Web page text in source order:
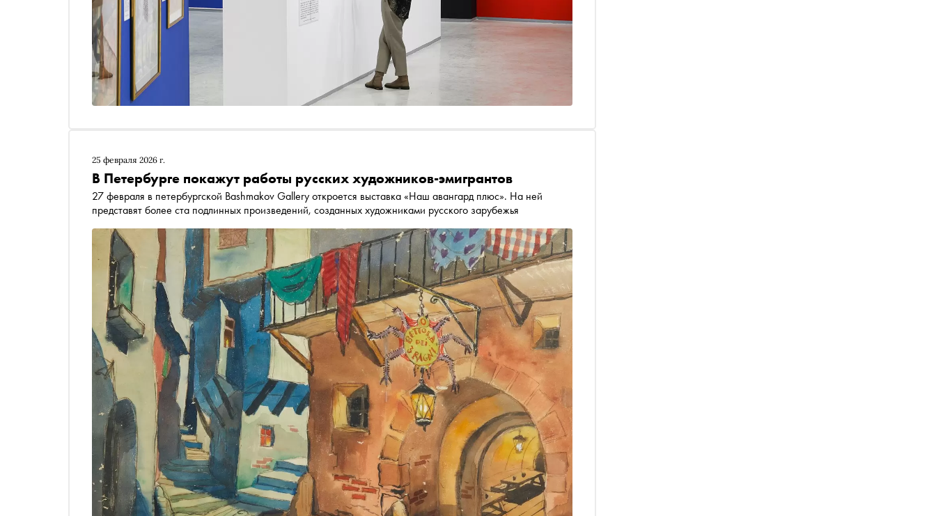
25 февраля 2026 г.
В Петербурге покажут работы русских художников-эмигрантов
27 февраля в петербургской Bashmakov Gallery откроется выставка «Наш авангард плюс». На ней
представят более ста подлинных произведений, созданных художниками русского зарубежья